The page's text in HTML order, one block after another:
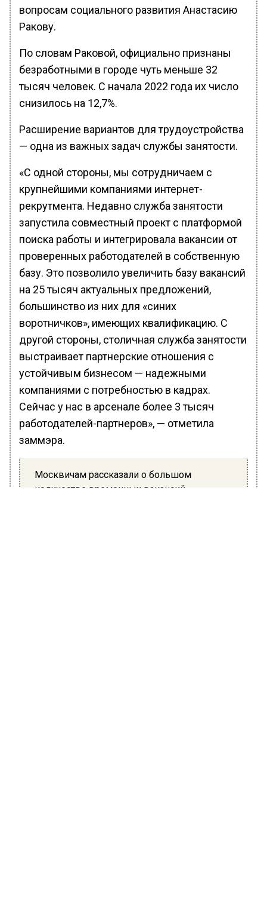
вопросам социального развития Анастасию
Ракову.
По словам Раковой, официально признаны
безработными в городе чуть меньше 32
тысяч человек. С начала 2022 года их число
снизилось на 12,7%.
Расширение вариантов для трудоустройства
— одна из важных задач службы занятости.
«С одной стороны, мы сотрудничаем с
крупнейшими компаниями интернет-
рекрутмента. Недавно служба занятости
запустила совместный проект с платформой
поиска работы и интегрировала вакансии от
проверенных работодателей в собственную
базу. Это позволило увеличить базу вакансий
на 25 тысяч актуальных предложений,
большинство из них для «синих
воротничков», имеющих квалификацию. С
другой стороны, столичная служба занятости
выстраивает партнерские отношения с
устойчивым бизнесом — надежными
компаниями с потребностью в кадрах.
Сейчас у нас в арсенале более 3 тысяч
работодателей-партнеров», — отметила
заммэра.
Москвичам рассказали о большом
количестве временных вакансий